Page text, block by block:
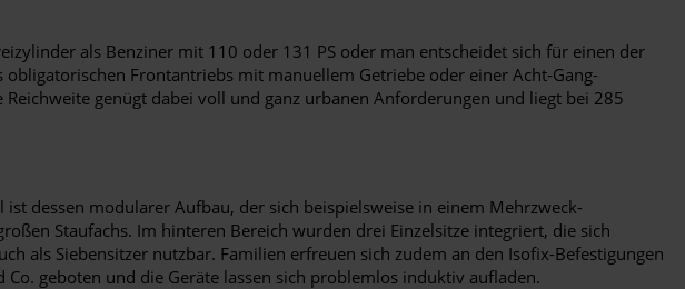
als Benziner mit 110 oder 131 PS oder man entscheidet sich für einen der
Frontantriebs mit manuellem Getriebe oder einer Acht-Gang-
genügt dabei voll und ganz urbanen Anforderungen und liegt bei 285
dessen modularer Aufbau, der sich beispielsweise in einem Mehrzweck-
Staufachs. Im hinteren Bereich wurden drei Einzelsitze integriert, die sich
als Siebensitzer nutzbar. Familien erfreuen sich zudem an den Isofix-Befestigungen
geboten und die Geräte lassen sich problemlos induktiv aufladen.